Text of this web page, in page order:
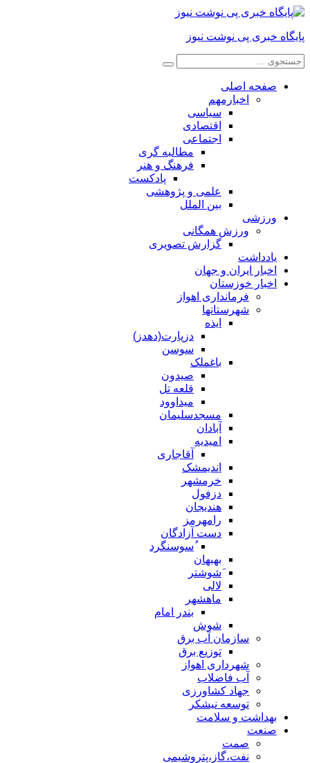
پایگاه خبری پی نوشت نیوز
صفحه اصلی
اخبارمهم
سیاسی
اقتصادی
اجتماعی
مطالبه گری
فرهنگ و هنر
پادکست
علمی و پژوهشی
بین الملل
ورزشی
ورزش همگانی
گزارش تصویری
یادداشت
اخبار ایران و جهان
اخبار خوزستان
فرمانداری اهواز
شهرستانها
ایذه
دزپارت(دهدز)
سوسن
باغملک
صیدون
قلعه تل
میداوود
مسجدسلیمان
آبادان
امیدیه
آقاجاری
اندیمشک
خرمشهر
دزفول
هندیجان
رامهرمز
دست آزادگان
ُسوسنگرد
بهبهان
َشوشتر
لالی
ماهشهر
بندر امام
شوش
سازمان آب برق
توزیع برق
شهرداری اهواز
آب فاضلاب
جهاد کشاورزی
توسعه نیشکر
بهداشت و سلامت
صنعت
صمت
نفت،گاز،پتروشیمی